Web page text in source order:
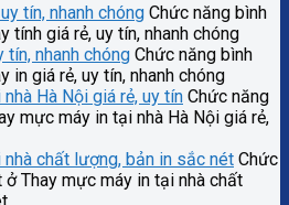
tín, nhanh chóng Chức năng bình
tính giá rẻ, uy tín, nhanh chóng
tín, nhanh chóng Chức năng bình
in giá rẻ, uy tín, nhanh chóng
Hà Nội giá rẻ, uy tín Chức năng
mực máy in tại nhà Hà Nội giá rẻ,
chất lượng, bản in sắc nét Chức
ở Thay mực máy in tại nhà chất